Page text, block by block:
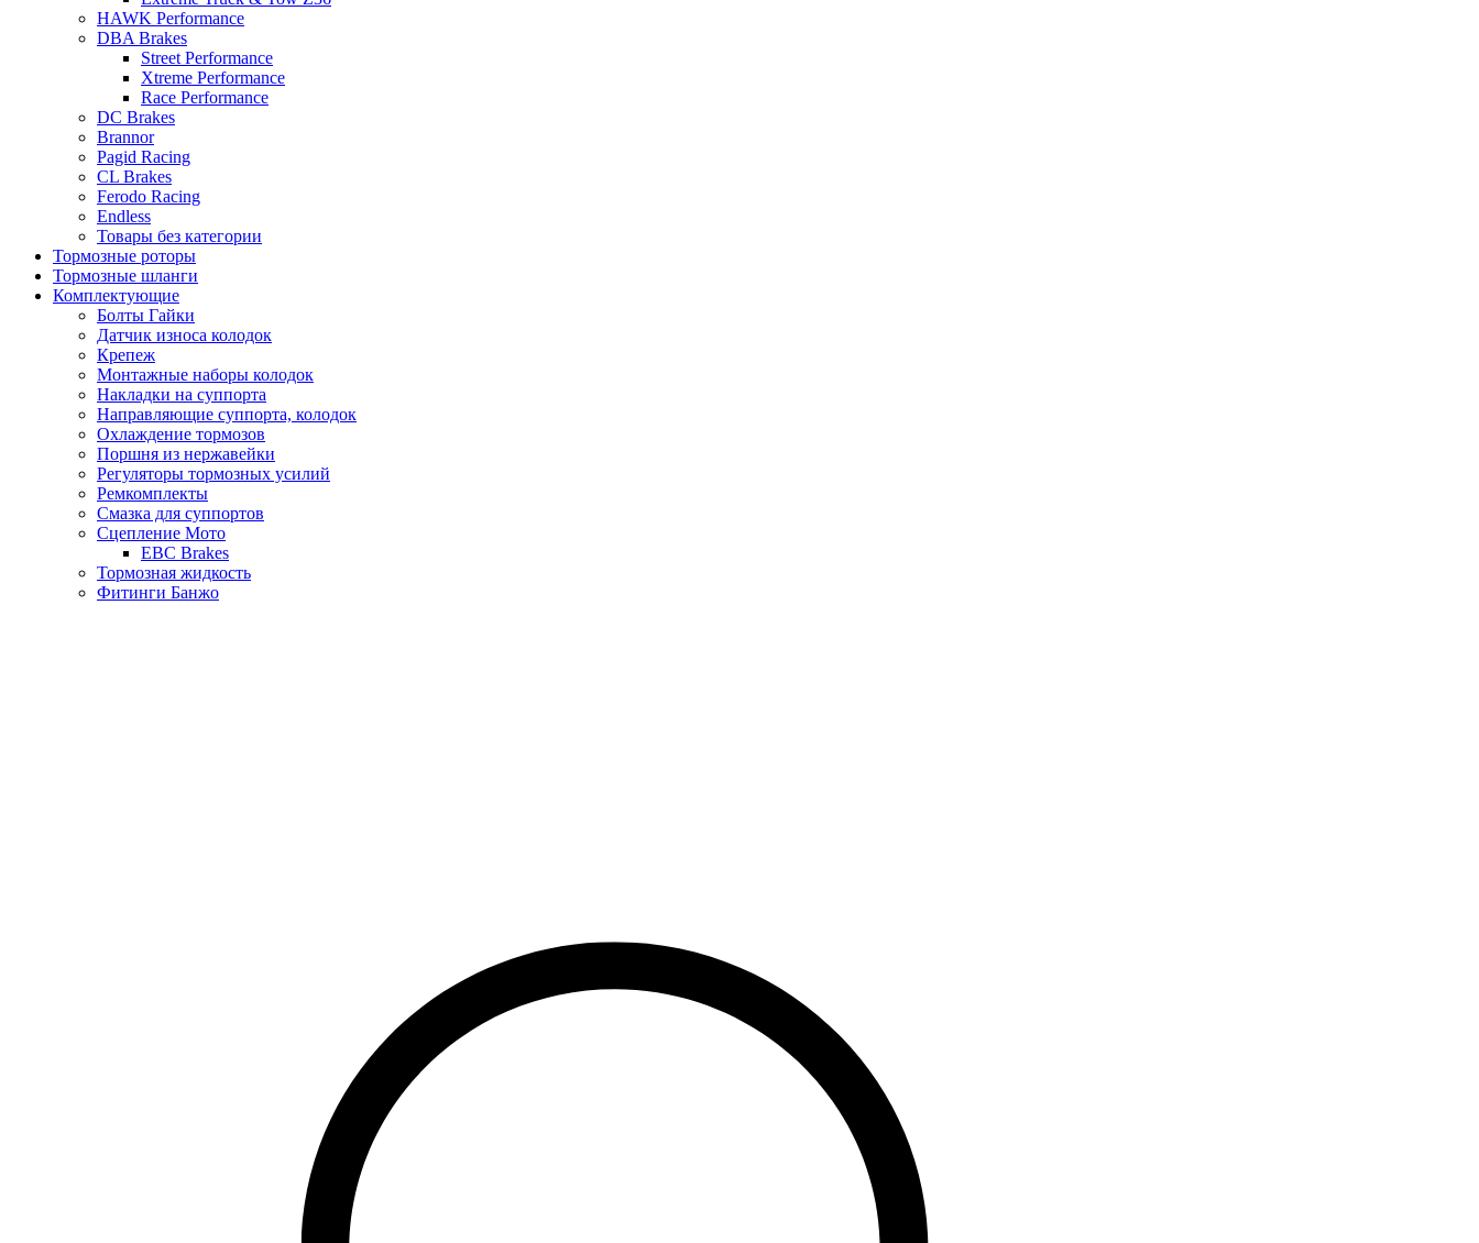
HAWK Performance
DBA Brakes
Street Performance
Xtreme Performance
Race Performance
DC Brakes
Brannor
Pagid Racing
CL Brakes
Ferodo Racing
Endless
Товары без категории
Тормозные роторы
Тормозные шланги
Комплектующие
Болты Гайки
Датчик износа колодок
Крепеж
Монтажные наборы колодок
Накладки на суппорта
Направляющие суппорта, колодок
Охлаждение тормозов
Поршня из нержавейки
Регуляторы тормозных усилий
Ремкомплекты
Смазка для суппортов
Сцепление Мото
EBC Brakes
Тормозная жидкость
Фитинги Банжо